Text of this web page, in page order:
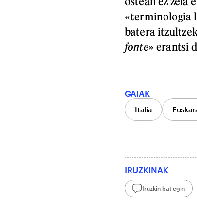
«terminologia
batera
fonte» erantsi
GAIAK
Italia
IRUZKINAK
Iruzkin bat egin